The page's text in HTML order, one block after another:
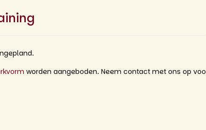
worden aangeboden. Neem contact met ons op